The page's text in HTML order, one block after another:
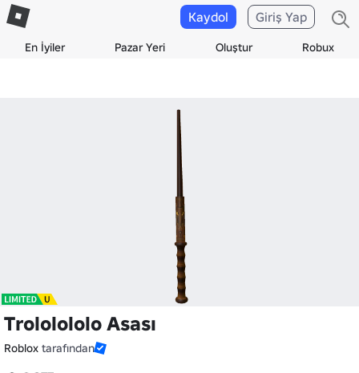
En İyiler Pazar Yeri Oluştur Robux
Kaydol Giriş Yap
Trololololo Asası
Roblox tarafından